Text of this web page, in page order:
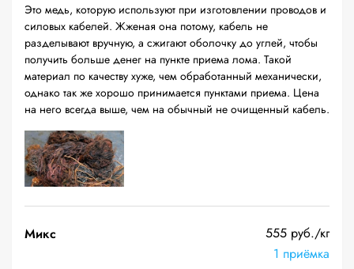
Это медь, которую используют при изготовлении проводов и
силовых кабелей. Жженая она потому, кабель не
разделывают вручную, а сжигают оболочку до углей, чтобы
получить больше денег на пункте приема лома. Такой
материал по качеству хуже, чем обработанный механически,
однако так же хорошо принимается пунктами приема. Цена
на него всегда выше, чем на обычный не очищенный кабель.
Микс
555 руб./кг
1 приёмка